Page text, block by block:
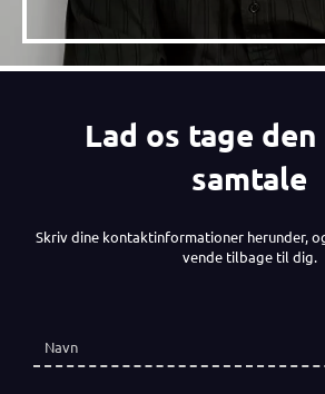
Lad os tage
samtale
Skriv dine kontaktinformationer herunder,
vende tilbage til dig.
Navn